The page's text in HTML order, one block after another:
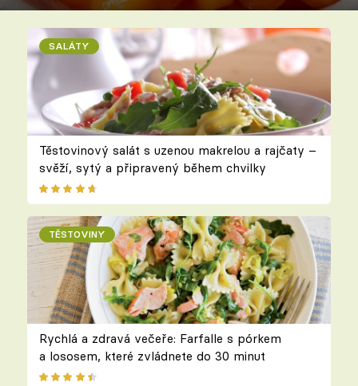
SALÁTY
Těstovinový salát s uzenou makrelou a rajčaty –
svěží, sytý a připravený během chvilky
TĚSTOVINY
Rychlá a zdravá večeře: Farfalle s pórkem
a lososem, které zvládnete do 30 minut